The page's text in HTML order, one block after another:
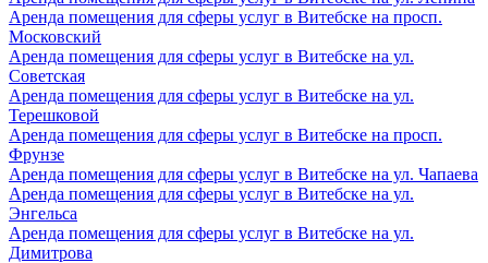
Аренда помещения для сферы услуг в Витебске на просп.
Московский
Аренда помещения для сферы услуг в Витебске на ул.
Советская
Аренда помещения для сферы услуг в Витебске на ул.
Терешковой
Аренда помещения для сферы услуг в Витебске на просп.
Фрунзе
Аренда помещения для сферы услуг в Витебске на ул. Чапаева
Аренда помещения для сферы услуг в Витебске на ул.
Энгельса
Аренда помещения для сферы услуг в Витебске на ул.
Димитрова